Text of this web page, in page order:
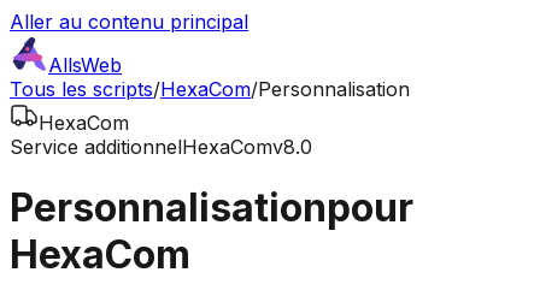
Aller au contenu principal
AllsWeb
Tous les scripts/HexaCom/Personnalisation
HexaCom
Service additionnelHexaComv8.0
Personnalisationpour
HexaCom